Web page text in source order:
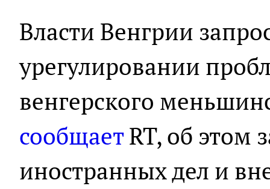
Власти Венгрии
урегулировании
венгерского
сообщаетRT, об этом
иностранных дел и